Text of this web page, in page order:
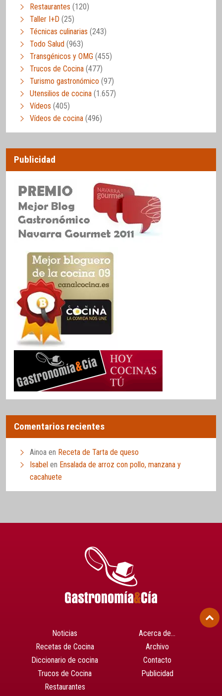
Restaurantes (120)
Taller I+D (25)
Técnicas culinarias (243)
Todo Salud (963)
Transgénicos y OMG (455)
Trucos de Cocina (477)
Turismo gastronómico (97)
Utensilios de cocina (1.657)
Vídeos (405)
Vídeos de cocina (496)
Publicidad
Comentarios recientes
Ainoa en Receta de Tarta de queso
Isabel en Ensalada de arroz con pollo, manzana y
cacahuete
Noticias
Recetas de Cocina
Diccionario de cocina
Trucos de Cocina
Restaurantes
Acerca de…
Archivo
Contacto
Publicidad